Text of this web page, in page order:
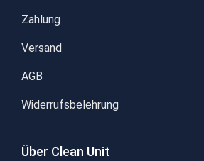
Zahlung
Versand
AGB
Widerrufsbelehrung
Über Clean Unit